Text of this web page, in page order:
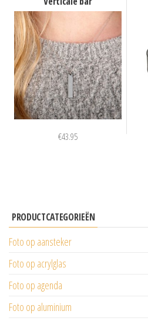
€43.95
PRODUCTCATEGORIEËN
Foto op aansteker
Foto op acrylglas
Foto op agenda
Foto op aluminium